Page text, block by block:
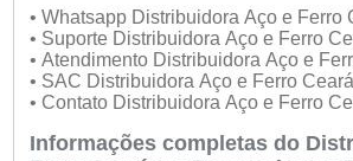
• Whatsapp Distribuidora Aço e Ferro
• Suporte Distribuidora Aço e Ferro
• Atendimento Distribuidora Aço e
• SAC Distribuidora Aço e Ferro Ceará
• Contato Distribuidora Aço e Ferro
Informações completas do